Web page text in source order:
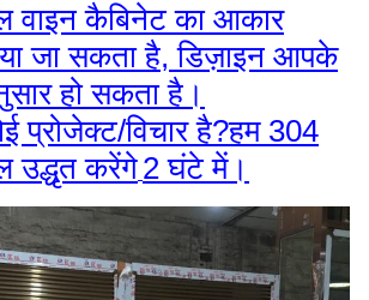
वाइन कैबिनेट का आकार
जा सकता है, डिज़ाइन आपके
हो सकता है।
प्रोजेक्ट/विचार है?हम 304
उद्धृत करेंगे2 घंटे में।